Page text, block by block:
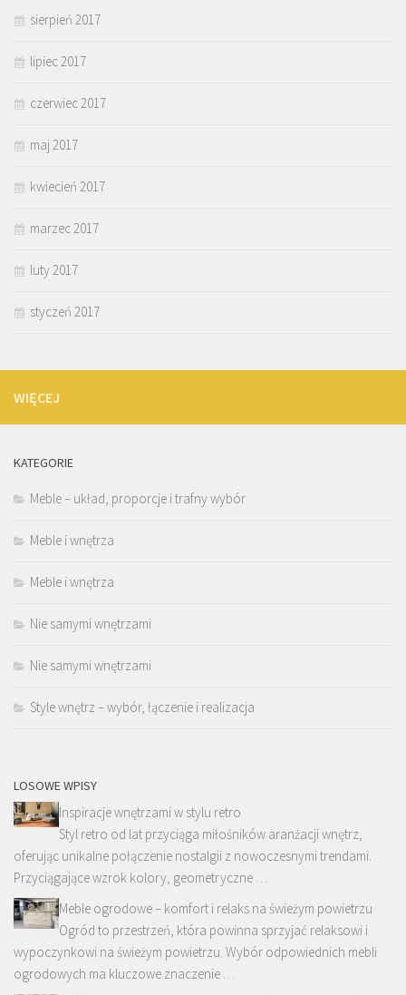
sierpień 2017
lipiec 2017
czerwiec 2017
maj 2017
kwiecień 2017
marzec 2017
luty 2017
styczeń 2017
WIĘCEJ
KATEGORIE
Meble – układ, proporcje i trafny wybór
Meble i wnętrza
Meble i wnętrza
Nie samymi wnętrzami
Nie samymi wnętrzami
Style wnętrz – wybór, łączenie i realizacja
LOSOWE WPISY
Inspiracje wnętrzami w stylu retro
Styl retro od lat przyciąga miłośników aranżacji wnętrz,
oferując unikalne połączenie nostalgii z nowoczesnymi trendami.
Przyciągające wzrok kolory, geometryczne …
Meble ogrodowe – komfort i relaks na świeżym powietrzu
Ogród to przestrzeń, która powinna sprzyjać relaksowi i
wypoczynkowi na świeżym powietrzu. Wybór odpowiednich mebli
ogrodowych ma kluczowe znaczenie …